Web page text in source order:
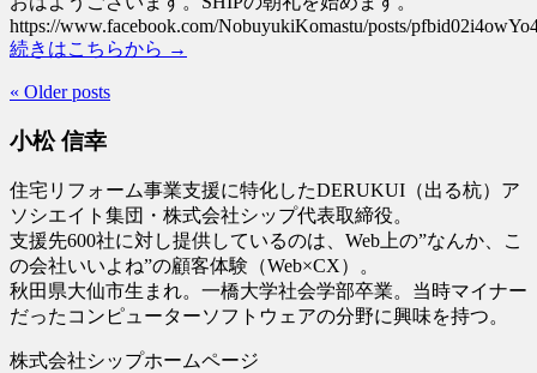
https://www.facebook.com/NobuyukiKomastu/posts/
続きはこちらから →
« Older posts
小松 信幸
住宅リフォーム事業支援に特化したDERUKUI（出る杭）ア
ソシエイト集団・株式会社シップ代表取締役。
支援先600社に対し提供しているのは、Web上の”なんか、こ
の会社いいよね”の顧客体験（Web×CX）。
秋田県大仙市生まれ。一橋大学社会学部卒業。当時マイナー
だったコンピューターソフトウェアの分野に興味を持つ。
株式会社シップホームページ